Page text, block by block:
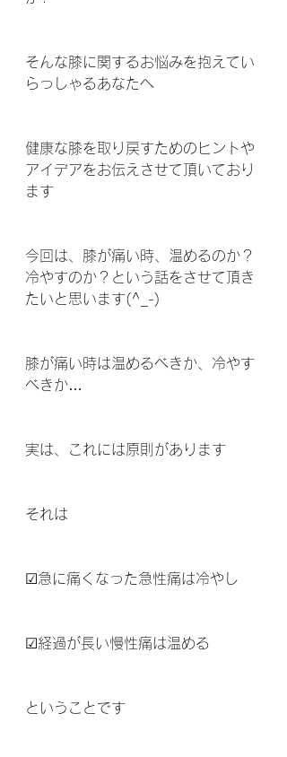
そんな膝に関するお悩みを抱えてい
らっしゃるあなたへ
健康な膝を取り戻すためのヒントや
アイデアをお伝えさせて頂いており
ます
今回は、膝が痛い時、温めるのか？
冷やすのか？という話をさせて頂き
たいと思います(^_-)
膝が痛い時は温めるべきか、冷やす
べきか…
実は、これには原則があります
それは
☑急に痛くなった急性痛は冷やし
☑経過が長い慢性痛は温める
ということです